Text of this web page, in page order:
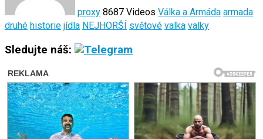
proxy 8687 Videos Válka a Armáda armada
druhé historie jídla NEJHORŠÍ světové valka valky
Sledujte náš: